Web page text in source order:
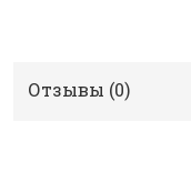
Отзывы (0)